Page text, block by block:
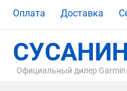
Оплата Доставка
СУСАНИН
Официальный дилер Garmin